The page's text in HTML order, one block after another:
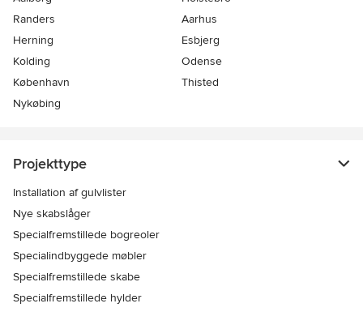
Randers
Aarhus
Herning
Esbjerg
Kolding
Odense
København
Thisted
Nykøbing
Projekttype
Installation af gulvlister
Nye skabslåger
Specialfremstillede bogreoler
Specialindbyggede møbler
Specialfremstillede skabe
Specialfremstillede hylder